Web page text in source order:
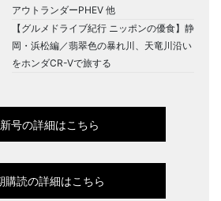
アウトランダーPHEV 他
【グルメドライブ紀行 ニッポンの優食】静
岡・浜松編／翡翠色の暴れ川、天竜川沿い
をホンダCR-Vで旅する
号の詳細はこちら
購読の詳細はこちら